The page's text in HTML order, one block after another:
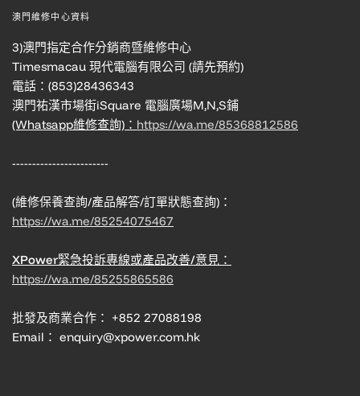
澳門維修中心資料
3)澳門指定合作分銷商暨維修中心
Timesmacau 現代電腦有限公司 (請先預約)
電話：(853)28436343
澳門祐漢市場街iSquare 電腦廣場M,N,S鋪
(Whatsapp維修查詢)： https://wa.me/85368812586
------------------------
(維修保養查詢/產品解答/訂單狀態查詢)：
https://wa.me/85254075467
XPower緊急投訴專線或產品改善/意見：
https://wa.me/85255865586
批發及商業合作： +852 27088198
Email： enquiry@xpower.com.hk